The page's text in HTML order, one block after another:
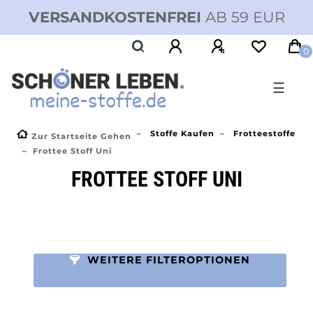
VERSANDKOSTENFREI AB 59 EUR
0
☰
Zur Startseite Gehen Stoffe Kaufen
Frotteestoffe
Frottee Stoff Uni
FROTTEE STOFF UNI
WEITERE FILTEROPTIONEN